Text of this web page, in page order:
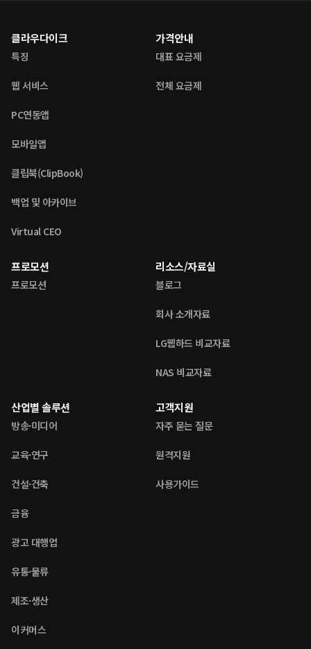
클라우다이크
특징
웹 서비스
PC연동앱
모바일앱
클립북(ClipBook)
백업 및 아카이브
Virtual CEO
가격안내
대표 요금제
전체 요금제
프로모션
프로모션
리소스/자료실
블로그
회사 소개자료
LG웹하드 비교자료
NAS 비교자료
산업별 솔루션
방송·미디어
교육·연구
건설·건축
금융
광고 대행업
유통·물류
제조·생산
이커머스
고객지원
자주 묻는 질문
원격지원
사용가이드